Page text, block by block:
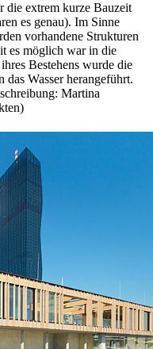
die extrem kurze Bauzeit
es genau). Im Sinne
vorhandene Strukturen
es möglich war in die
Bestehens wurde die
Wasser herangeführt.
Martina